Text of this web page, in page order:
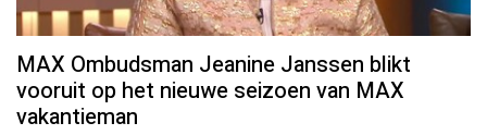
MAX Ombudsman Jeanine Janssen blikt
vooruit op het nieuwe seizoen van MAX
vakantieman